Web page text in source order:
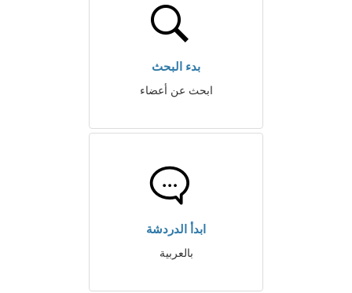
بدء البحث
ابحث عن أعضاء
ابدأ الدردشة
بالعربية